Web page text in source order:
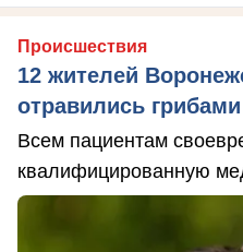
Происшествия
12 жителей
отравились
Всем пациентам
квалифицированную